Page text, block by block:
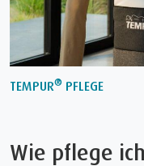
TEMPUR® PFLEGE
Wie pflege